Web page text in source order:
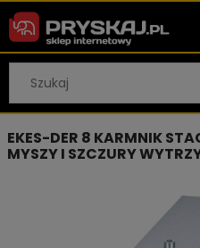
EKES-DER 8 KARMNIK
MYSZY I SZCZURY